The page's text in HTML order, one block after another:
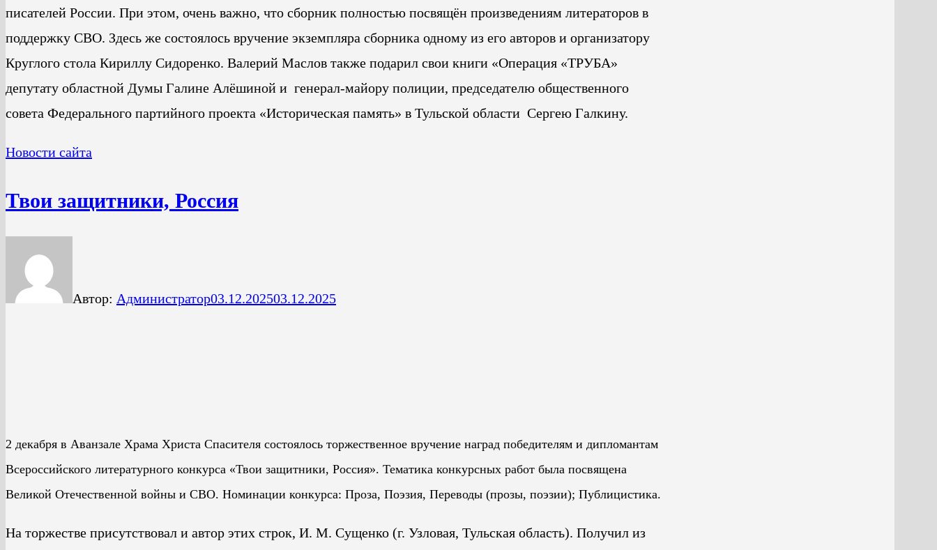
писателей России. При этом, очень важно, что сборник полностью посвящён произведениям литераторов в
поддержку СВО. Здесь же состоялось вручение экземпляра сборника одному из его авторов и организатору
Круглого стола Кириллу Сидоренко. Валерий Маслов также подарил свои книги «Операция «ТРУБА»
депутату областной Думы Галине Алёшиной и генерал-майору полиции, председателю общественного
совета Федерального партийного проекта «Историческая память» в Тульской области Сергею Галкину.
Новости сайта
Твои защитники, Россия
Автор: Администратор03.12.202503.12.2025
2 декабря в Аванзале Храма Христа Спасителя состоялось торжественное вручение наград победителям и дипломантам
Всероссийского литературного конкурса «Твои защитники, Россия». Тематика конкурсных работ была посвящена
Великой Отечественной войны и СВО. Номинации конкурса: Проза, Поэзия, Переводы (прозы, поэзии); Публицистика.
На торжестве присутствовал и автор этих строк, И. М. Сущенко (г. Узловая, Тульская область). Получил из